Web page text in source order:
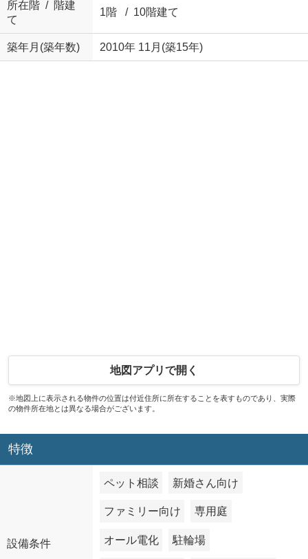
所在階 / 階建
て
1階 / 10階建て
築年月(築年数) 2010年 11月(築15年)
地図アプリで開く
※地図上に表示される物件の位置は付近住所に所在することを表すものであり、実際
の物件所在地とは異なる場合がございます。
特徴
設備条件
ペット相談 新婚さん向け
ファミリー向け 専用庭
オール電化 駐輪場